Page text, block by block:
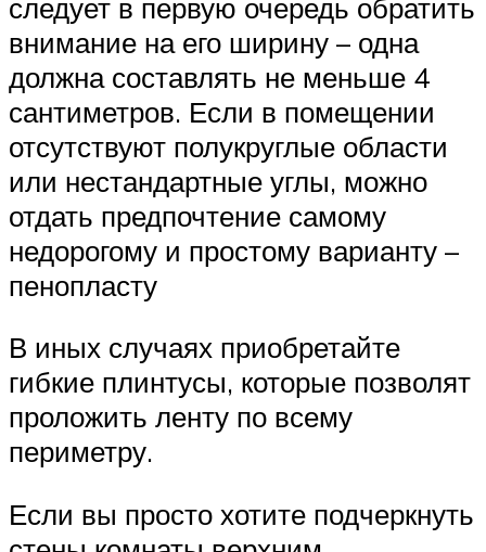
следует в первую очередь обратить
внимание на его ширину – одна
должна составлять не меньше 4
сантиметров. Если в помещении
отсутствуют полукруглые области
или нестандартные углы, можно
отдать предпочтение самому
недорогому и простому варианту –
пенопласту
В иных случаях приобретайте
гибкие плинтусы, которые позволят
проложить ленту по всему
периметру.
Если вы просто хотите подчеркнуть